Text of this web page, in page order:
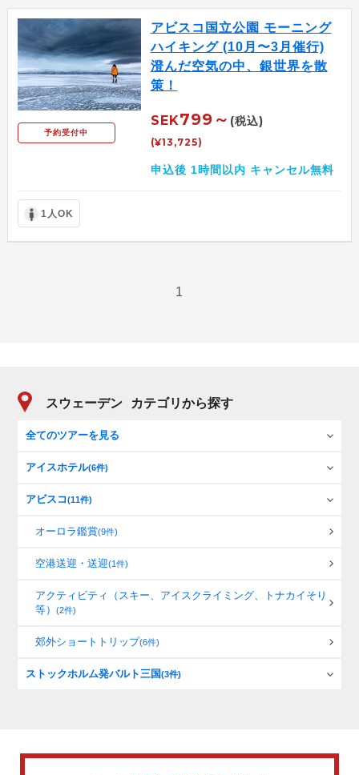
予約受付中
アビスコ国立公園 モーニング
ハイキング (10月〜3月催行)
澄んだ空気の中、銀世界を散
策！
SEK799～ (税込)
(¥13,725)
申込後 1時間以内 キャンセル無料
1人OK
1
スウェーデン カテゴリから探す
全てのツアーを見る
アイスホテル(6件)
アビスコ(11件)
オーロラ鑑賞(9件)
空港送迎・送迎(1件)
アクティビティ（スキー、アイスクライミング、トナカイそり
等）(2件)
郊外ショートトリップ(6件)
ストックホルム発バルト三国(3件)